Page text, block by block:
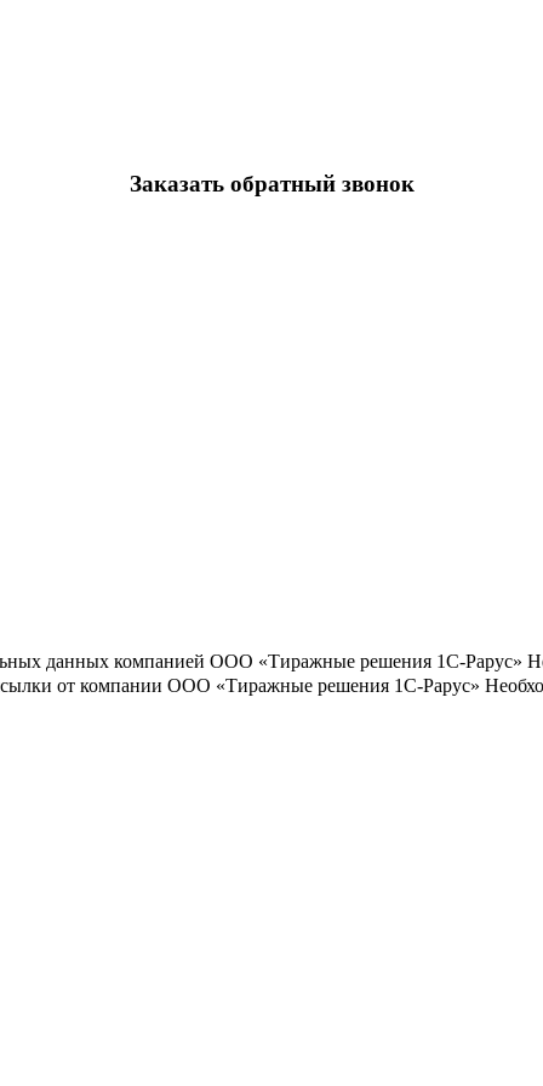
Заказать обратный звонок
данных компанией ООО «Тиражные решения 1С-Рарус»
от компании ООО «Тиражные решения 1С-Рарус»